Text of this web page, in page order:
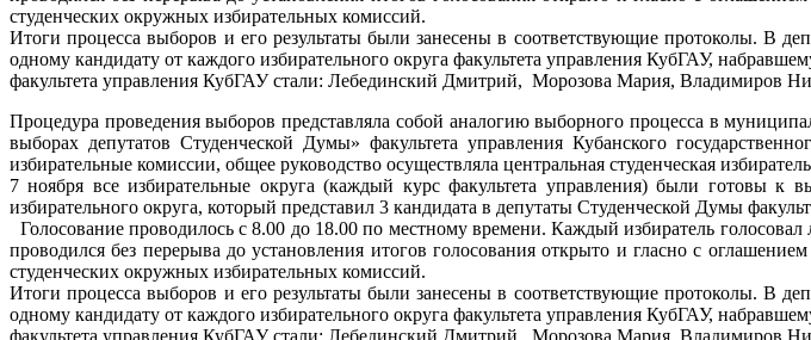
студенческих окружных избирательных комиссий.
Итоги процесса выборов и его результаты были занесены в соответствующие протоколы.
одному кандидату от каждого избирательного округа факультета управления КубГАУ,
факультета управления КубГАУ стали: Лебединский Дмитрий, Морозова Мария, Владимиров
Процедура проведения выборов представляла собой аналогию выборного процесса в
выборах депутатов Студенческой Думы» факультета управления Кубанского
избирательные комиссии, общее руководство осуществляла центральная студенческая
7 ноября все избирательные округа (каждый курс факультета управления) были
избирательного округа, который представил 3 кандидата в депутаты Студенческой Думы
Голосование проводилось с 8.00 до 18.00 по местному времени. Каждый избиратель
проводился без перерыва до установления итогов голосования открыто и гласно с
студенческих окружных избирательных комиссий.
Итоги процесса выборов и его результаты были занесены в соответствующие протоколы.
одному кандидату от каждого избирательного округа факультета управления КубГАУ,
факультета управления КубГАУ стали: Лебединский Дмитрий, Морозова Мария, Владимиров